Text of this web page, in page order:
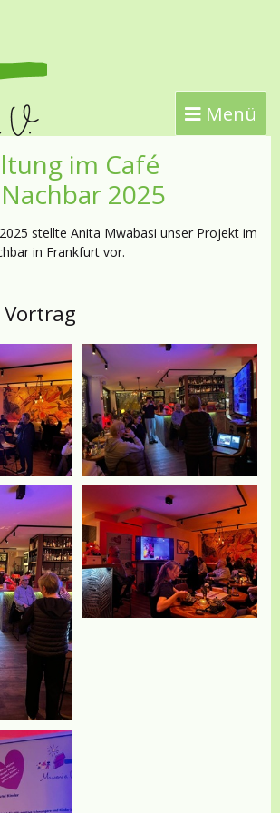
Menü
im Café
2025
stellte Anita Mwabasi unser Projekt im
in Frankfurt vor.